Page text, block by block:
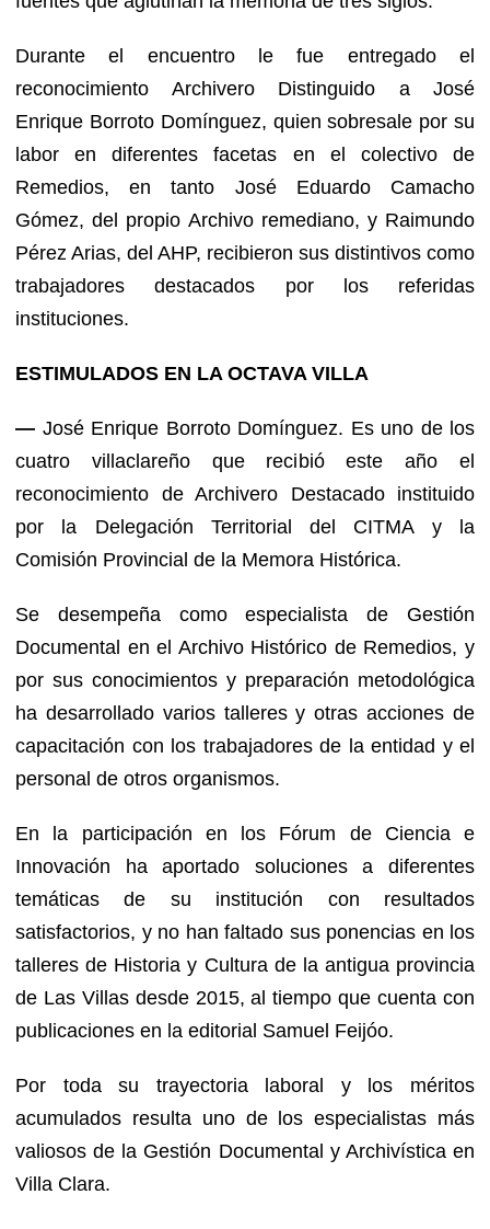
Durante el encuentro le fue entregado el
reconocimiento Archivero Distinguido a José
Enrique Borroto Domínguez, quien sobresale por su
labor en diferentes facetas en el colectivo de
Remedios, en tanto José Eduardo Camacho
Gómez, del propio Archivo remediano, y Raimundo
Pérez Arias, del AHP, recibieron sus distintivos como
trabajadores destacados por los referidas
instituciones.
ESTIMULADOS EN LA OCTAVA VILLA
— José Enrique Borroto Domínguez. Es uno de los
cuatro villaclareño que recibió este año el
reconocimiento de Archivero Destacado instituido
por la Delegación Territorial del CITMA y la
Comisión Provincial de la Memora Histórica.
Se desempeña como especialista de Gestión
Documental en el Archivo Histórico de Remedios, y
por sus conocimientos y preparación metodológica
ha desarrollado varios talleres y otras acciones de
capacitación con los trabajadores de la entidad y el
personal de otros organismos.
En la participación en los Fórum de Ciencia e
Innovación ha aportado soluciones a diferentes
temáticas de su institución con resultados
satisfactorios, y no han faltado sus ponencias en los
talleres de Historia y Cultura de la antigua provincia
de Las Villas desde 2015, al tiempo que cuenta con
publicaciones en la editorial Samuel Feijóo.
Por toda su trayectoria laboral y los méritos
acumulados resulta uno de los especialistas más
valiosos de la Gestión Documental y Archivística en
Villa Clara.